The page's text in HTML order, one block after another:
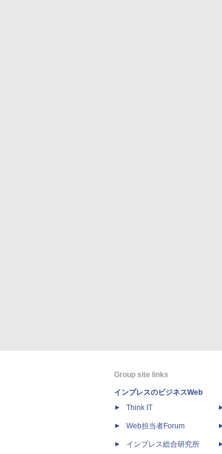
Group site links
インプレスのビジネスWeb
Think IT
Web担当者Forum
インプレス総合研究所